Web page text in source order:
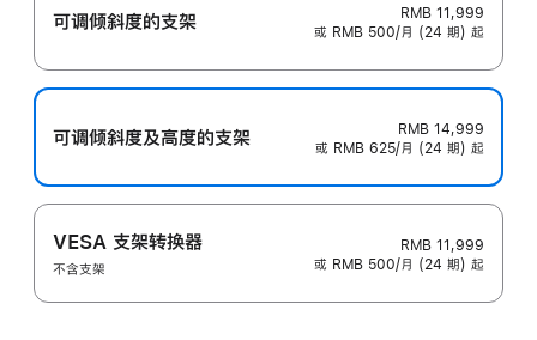
可调倾斜度的支架
RMB 11,999
或 RMB 500/月 (24 期) 起
可调倾斜度及高‍度的支‍架
RMB 14,999
或 RMB 625/月 (24 期) 起
VESA 支架转换器
不含支架
RMB 11,999
或 RMB 500/月 (24 期) 起